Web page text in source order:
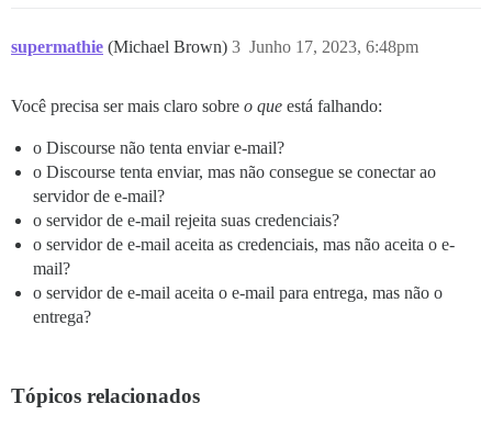
supermathie (Michael Brown) Junho 17, 2023, 6:48pm
3
Você precisa ser mais claro sobre o que está falhando:
o Discourse não tenta enviar e-mail?
o Discourse tenta enviar, mas não consegue se conectar ao
servidor de e-mail?
o servidor de e-mail rejeita suas credenciais?
o servidor de e-mail aceita as credenciais, mas não aceita o e-
mail?
o servidor de e-mail aceita o e-mail para entrega, mas não o
entrega?
Tópicos relacionados